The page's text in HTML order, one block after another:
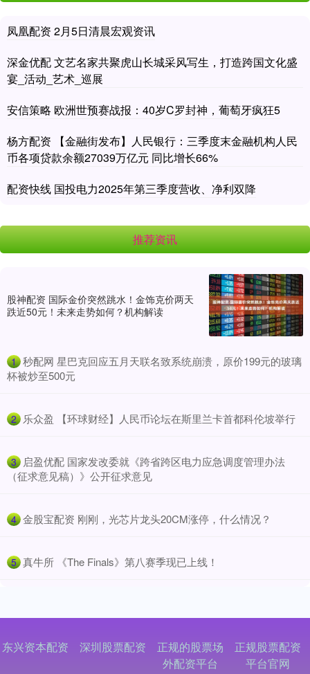
凤凰配资 2月5日清晨宏观资讯
深金优配 文艺名家共聚虎山长城采风写生，打造跨国文化盛
宴_活动_艺术_巡展
安信策略 欧洲世预赛战报：40岁C罗封神，葡萄牙疯狂5
杨方配资 【金融街发布】人民银行：三季度末金融机构人民
币各项贷款余额27039万亿元 同比增长66%
配资快线 国投电力2025年第三季度营收、净利双降
推荐资讯
股神配资 国际金价突然跳水！金饰克价两天
跌近50元！未来走势如何？机构解读
1 ​秒配网 星巴克回应五月天联名致系统崩溃，原价199元的玻璃
杯被炒至500元
2 ​乐众盈 【环球财经】人民币论坛在斯里兰卡首都科伦坡举行
3 ​启盈优配 国家发改委就《跨省跨区电力应急调度管理办法
（征求意见稿）》公开征求意见
4 ​金股宝配资 刚刚，光芯片龙头20CM涨停，什么情况？
5 ​真牛所 《The Finals》第八赛季现已上线！
东兴资本配资 深圳股票配资
正规的股票场
外配资平台
正规股票配资
平台官网